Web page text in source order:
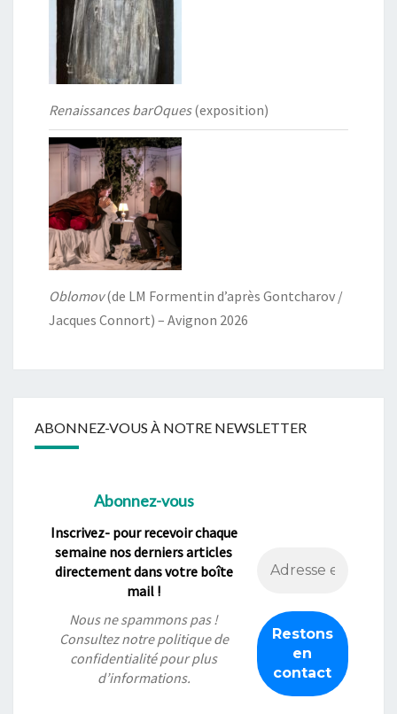
Renaissances barOques(exposition)
Oblomov(de LM Formentin d’après Gontcharov /
Jacques Connort) – Avignon 2026
ABONNEZ-VOUS À NOTRE NEWSLETTER
Abonnez-vous
Inscrivez- pour recevoir chaque
semaine nos derniers articles
directement dans votre boîte
mail !
Nous ne spammons pas !
Consultez notrepolitique de
confidentialitépour plus
d’informations.